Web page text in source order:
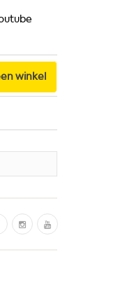
winkel
a
I
n
Y
o